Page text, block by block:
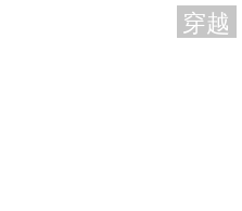
穿越